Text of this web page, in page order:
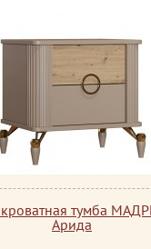
тумба
Арида